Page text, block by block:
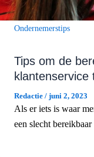
Ondernemerstips
Tips om de
klantenservice
Redactie / juni 2, 2023
Als er iets is waar
een slecht